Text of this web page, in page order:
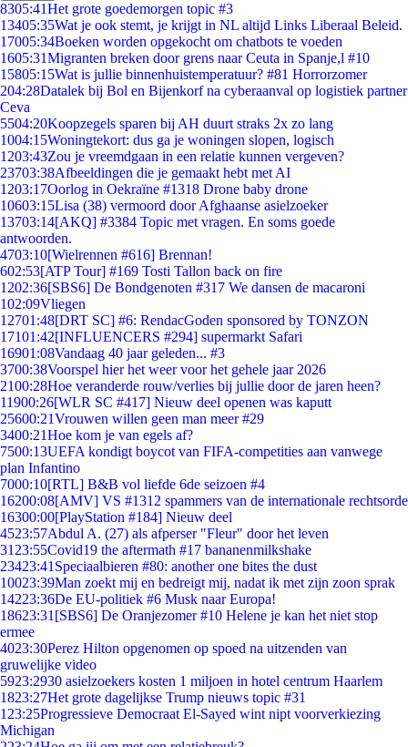
8305:41Het grote goedemorgen topic #3
13405:35Wat je ook stemt, je krijgt in NL altijd Links Liberaal Beleid.
17005:34Boeken worden opgekocht om chatbots te voeden
1605:31Migranten breken door grens naar Ceuta in Spanje,l #10
15805:15Wat is jullie binnenhuistemperatuur? #81 Horrorzomer
204:28Datalek bij Bol en Bijenkorf na cyberaanval op logistiek partner
Ceva
5504:20Koopzegels sparen bij AH duurt straks 2x zo lang
1004:15Woningtekort: dus ga je woningen slopen, logisch
1203:43Zou je vreemdgaan in een relatie kunnen vergeven?
23703:38Afbeeldingen die je gemaakt hebt met AI
1203:17Oorlog in Oekraïne #1318 Drone baby drone
10603:15Lisa (38) vermoord door Afghaanse asielzoeker
13703:14[AKQ] #3384 Topic met vragen. En soms goede
antwoorden.
4703:10[Wielrennen #616] Brennan!
602:53[ATP Tour] #169 Tosti Tallon back on fire
1202:36[SBS6] De Bondgenoten #317 We dansen de macaroni
102:09Vliegen
12701:48[DRT SC] #6: RendacGoden sponsored by TONZON
17101:42[INFLUENCERS #294] supermarkt Safari
16901:08Vandaag 40 jaar geleden... #3
3700:38Voorspel hier het weer voor het gehele jaar 2026
2100:28Hoe veranderde rouw/verlies bij jullie door de jaren heen?
11900:26[WLR SC #417] Nieuw deel openen was kaputt
25600:21Vrouwen willen geen man meer #29
3400:21Hoe kom je van egels af?
7500:13UEFA kondigt boycot van FIFA-competities aan vanwege
plan Infantino
7000:10[RTL] B&B vol liefde 6de seizoen #4
16200:08[AMV] VS #1312 spammers van de internationale rechtsorde
16300:00[PlayStation #184] Nieuw deel
4523:57Abdul A. (27) als afperser "Fleur" door het leven
31 23:55Covid19 the aftermath #17 bananenmilkshake
23423:41 Speciaalbieren #80: another one bites the dust
10023:39Man zoekt mij en bedreigt mij, nadat ik met zijn zoon sprak
14223:36De EU-politiek #6 Musk naar Europa!
18623:31 [SBS6] De Oranjezomer #10 Helene je kan het niet stop
ermee
4023:30Perez Hilton opgenomen op spoed na uitzenden van
gruwelijke video
5923:2930 asielzoekers kosten 1 miljoen in hotel centrum Haarlem
1823:27Het grote dagelijkse Trump nieuws topic #31
1 23:25Progressieve Democraat El-Sayed wint nipt voorverkiezing
Michigan